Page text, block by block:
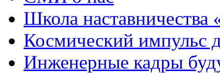
Школа
Космический импульс
Инженерные кадры